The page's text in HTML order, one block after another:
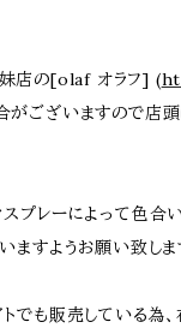
店の[olaf オラフ] (
がございますので店
プレーによって色合
ますようお願い致しま
でも販売している為